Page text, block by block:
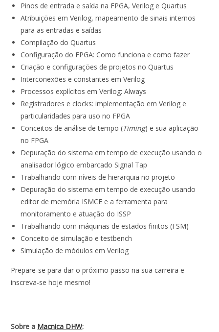
Pinos de entrada e saída na FPGA, Verilog e Quartus
Atribuições em Verilog, mapeamento de sinais internos
para as entradas e saídas
Compilação do Quartus
Configuração do FPGA: Como funciona e como fazer
Criação e configurações de projetos no Quartus
Interconexões e constantes em Verilog
Processos explícitos em Verilog: Always
Registradores e clocks: implementação em Verilog e
particularidades para uso no FPGA
Conceitos de análise de tempo (Timing) e sua aplicação
no FPGA
Depuração do sistema em tempo de execução usando o
analisador lógico embarcado Signal Tap
Trabalhando com níveis de hierarquia no projeto
Depuração do sistema em tempo de execução usando
editor de memória ISMCE e a ferramenta para
monitoramento e atuação do ISSP
Trabalhando com máquinas de estados finitos (FSM)
Conceito de simulação e testbench
Simulação de módulos em Verilog
Prepare-se para dar o próximo passo na sua carreira e
inscreva-se hoje mesmo!
Sobre a Macnica DHW: